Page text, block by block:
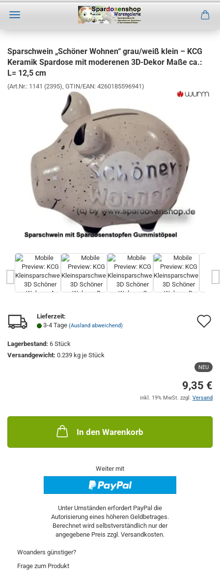
Hauptinhalt
Sparschwein „Schöner Wohnen“ grau/weiß klein – KCG
Keramik Spardose mit moderenen 3D-Dekor Maße ca.:
L= 12,5 cm
(Art.Nr.: 1141 (2395) GTIN/EAN: 4260185596941)
Lieferzeit:
3-4 Tage (Ausland abweichend)
Lagerbestand: 6 Stück
Versandgewicht: 0.239 kg je Stück
NEU
9,35 €
inkl. 19% MwSt. zzgl. Versand
In den Warenkorb
Weiter mit
Woanders günstiger?
Frage zum Produkt